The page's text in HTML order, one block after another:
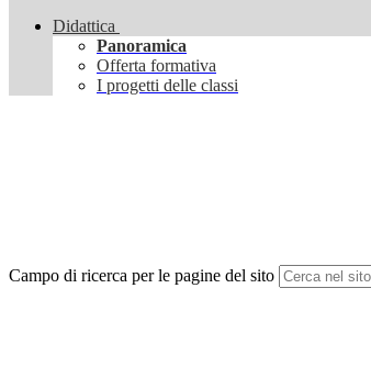
Didattica
Panoramica
Offerta formativa
I progetti delle classi
Campo di ricerca per le pagine del sito